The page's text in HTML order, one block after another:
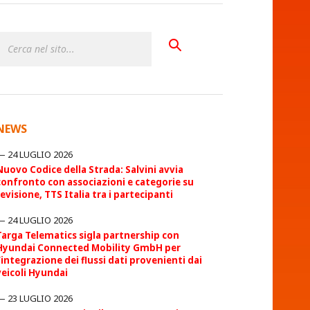
24 LUGLIO 2026
Codice della Strada: Salvini avvia
con associazioni e categorie su
TTS Italia tra i partecipanti
24 LUGLIO 2026
Telematics sigla partnership con
Connected Mobility GmbH per
dei flussi dati provenienti dai
Hyundai
23 LUGLIO 2026